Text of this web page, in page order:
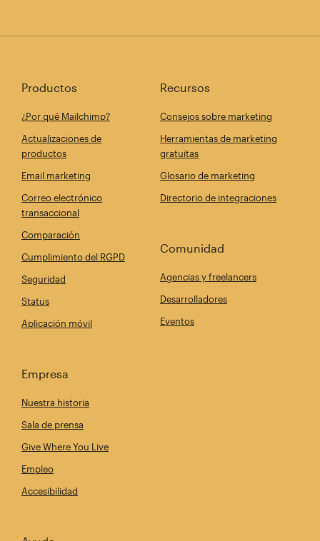
Productos
¿Por qué Mailchimp?
Actualizaciones de
productos
Email marketing
Correo electrónico
transaccional
Comparación
Cumplimiento del RGPD
Seguridad
Status
Aplicación móvil
Recursos
Consejos sobre marketing
Herramientas de marketing
gratuitas
Glosario de marketing
Directorio de integraciones
Comunidad
Agencias y freelancers
Desarrolladores
Eventos
Empresa
Nuestra historia
Sala de prensa
Give Where You Live
Empleo
Accesibilidad